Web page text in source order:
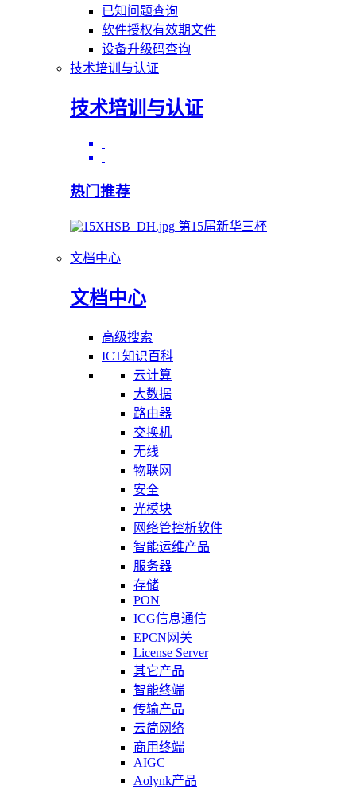
已知问题查询
软件授权有效期文件
设备升级码查询
技术培训与认证
技术培训与认证
热门推荐
第15届新华三杯
文档中心
文档中心
高级搜索
ICT知识百科
云计算
大数据
路由器
交换机
无线
物联网
安全
光模块
网络管控析软件
智能运维产品
服务器
存储
PON
ICG信息通信
EPCN网关
License Server
其它产品
智能终端
传输产品
云简网络
商用终端
AIGC
Aolynk产品